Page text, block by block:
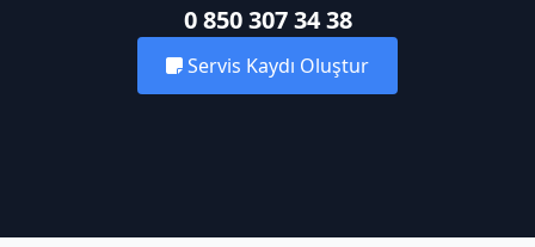
0 850 307 34 38
Servis Kaydı Oluştur